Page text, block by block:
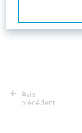
Avis
précédent